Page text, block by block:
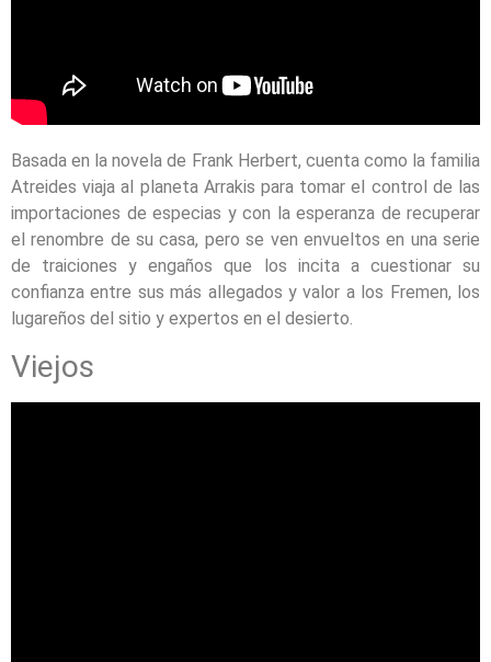
Basada en la novela de Frank Herbert, cuenta como la familia
Atreides viaja al planeta Arrakis para tomar el control de las
importaciones de especias y con la esperanza de recuperar
el renombre de su casa, pero se ven envueltos en una serie
de traiciones y engaños que los incita a cuestionar su
confianza entre sus más allegados y valor a los Fremen, los
lugareños del sitio y expertos en el desierto.
Viejos